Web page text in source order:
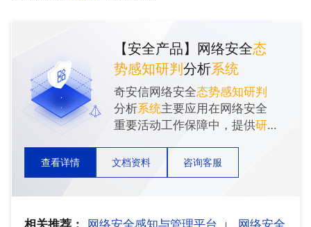
【安全产品】网络安全态
势感知研判分析系统
奇安信网络安全态势感知研判
分析系统主要应用在网络安全
重要活动工作保障中，提供研
系统以实战为目标，满足不同
研判业务场景的构建，具备汇
查看详情 文档资料 咨询客服
相关推荐： 网络安全感知与管理平台
网络安全